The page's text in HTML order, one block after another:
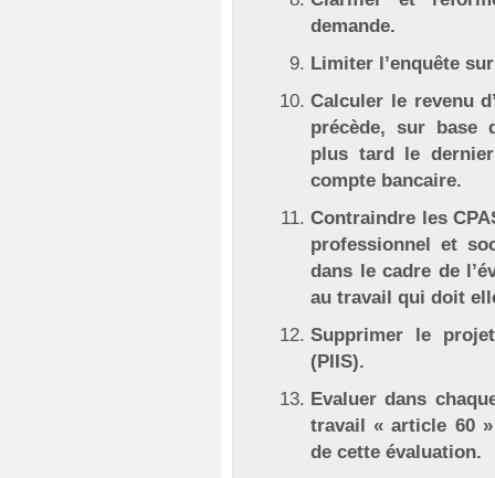
demande.
Limiter l’enquête
Calculer le revenu
précède, sur base
plus tard le
compte bancaire.
Contraindre les
professionnel et
dans le cadre de
au travail qui doit
Supprimer le
(PIIS).
Evaluer dans
travail « article 60
de cette évaluation.